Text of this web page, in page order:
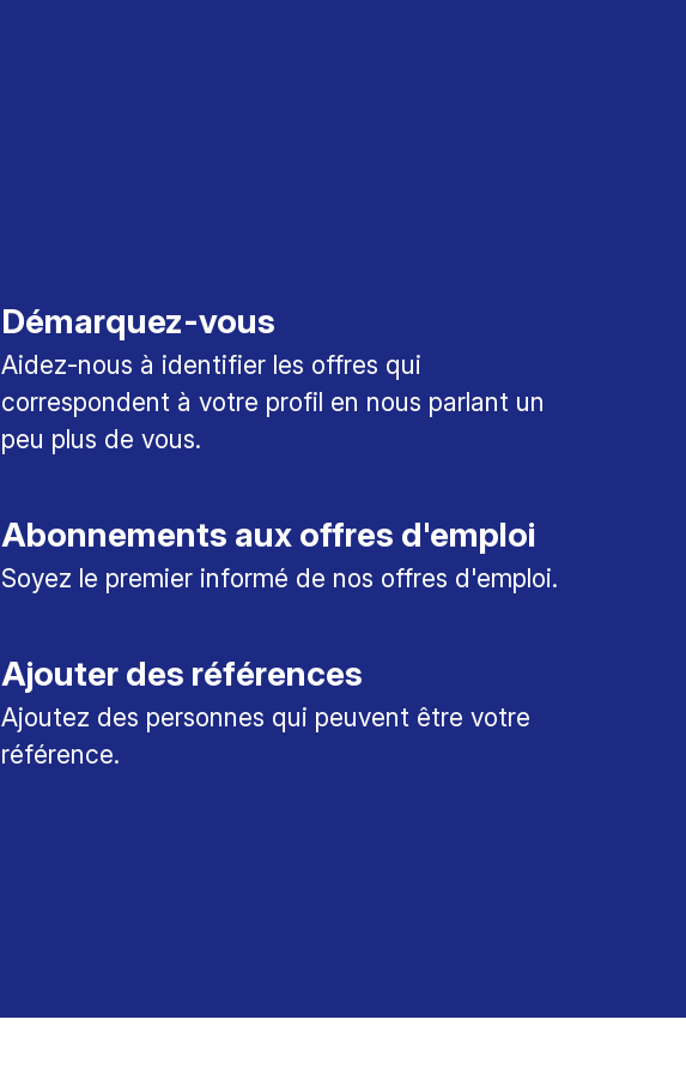
Démarquez-vous
Aidez-nous à identifier les offres qui
correspondent à votre profil en nous parlant un
peu plus de vous.
Abonnements aux offres d'emploi
Soyez le premier informé de nos offres d'emploi.
Ajouter des références
Ajoutez des personnes qui peuvent être votre
référence.